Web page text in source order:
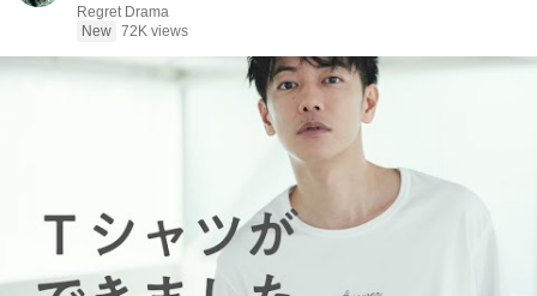
Regret Drama
New 72K views